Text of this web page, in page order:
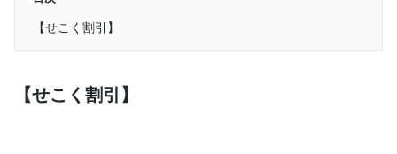
【せこく割引】
【せこく割引】